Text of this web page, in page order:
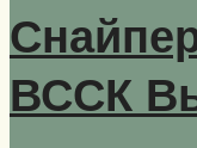
ВССК